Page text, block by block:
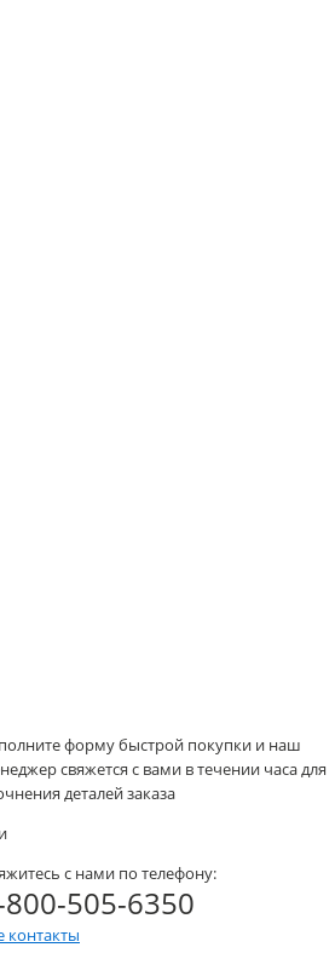
форму быстрой покупки и наш
свяжется с вами в течении часа для
деталей заказа
с нами по телефону:
505-6350
контакты